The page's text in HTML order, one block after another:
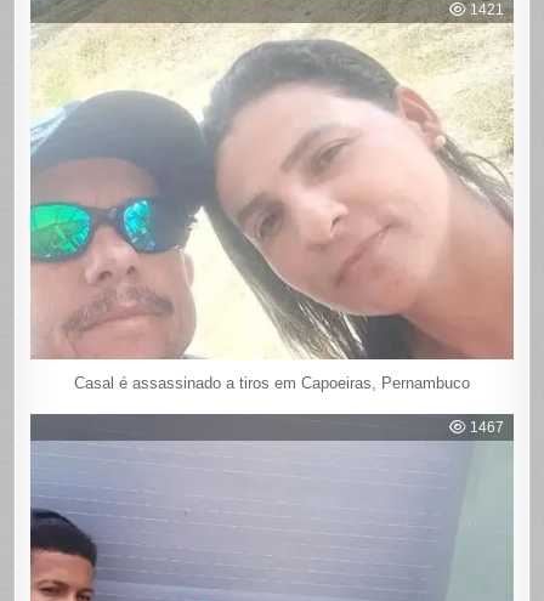
1421
Casal é assassinado a tiros em Capoeiras, Pernambuco
1467